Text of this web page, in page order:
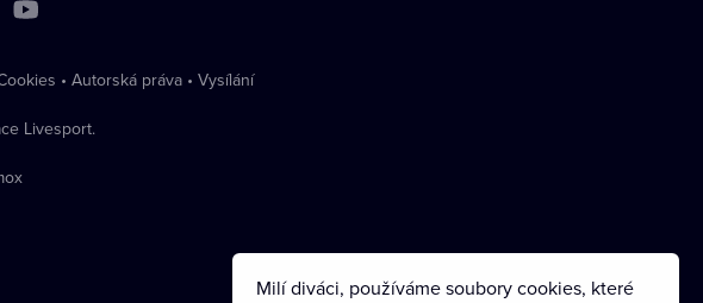
• Autorská práva • Vysílání
Livesport.
Milí diváci, používáme soubory cookies, které